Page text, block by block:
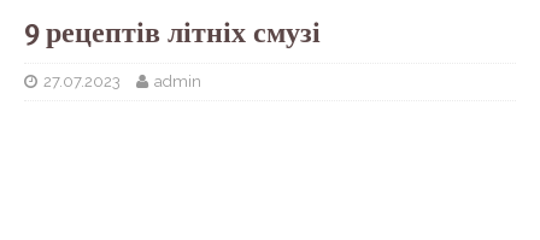
9 рецептів літніх смузі
27.07.2023 admin